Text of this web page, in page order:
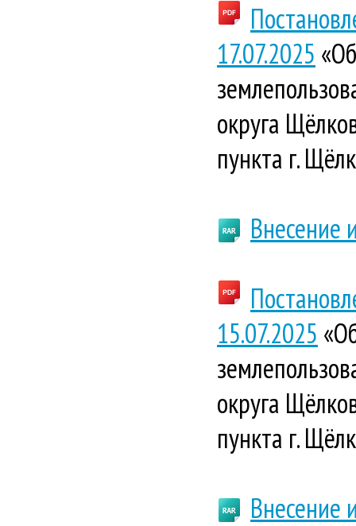
17.07.2025
округа
пункта г.
Внесение
15.07.2025
округа
пункта г.
Внесение